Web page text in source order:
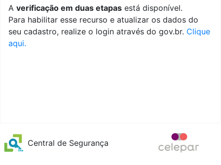
A verificação em duas etapas está disponível.
Para habilitar esse recurso e atualizar os dados do
seu cadastro, realize o login através do gov.br. Clique
aqui.
Central de Segurança